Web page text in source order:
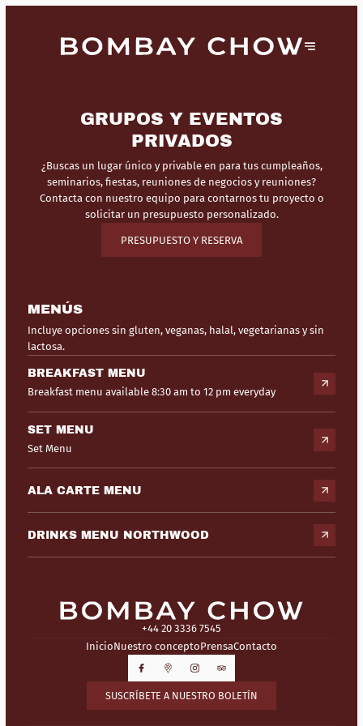
GRUPOS Y EVENTOS
PRIVADOS
¿Buscas un lugar único y privable en para tus cumpleaños,
seminarios, fiestas, reuniones de negocios y reuniones?
Contacta con nuestro equipo para contarnos tu proyecto o
solicitar un presupuesto personalizado.
PRESUPUESTO Y RESERVA
MENÚS
Incluye opciones sin gluten, veganas, halal, vegetarianas y sin
lactosa.
BREAKFAST MENU
Breakfast menu available 8:30 am to 12 pm everyday
SET MENU
Set Menu
ALA CARTE MENU
DRINKS MENU NORTHWOOD
+44 20 3336 7545
InicioNuestro conceptoPrensaContacto
SUSCRÍBETE A NUESTRO BOLETÍN